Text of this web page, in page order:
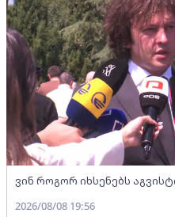
ვინ როგორ იხსენებს
2026/08/08 19:56